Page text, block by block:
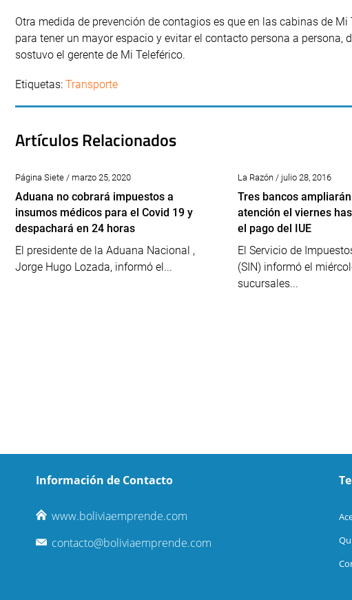
Otra medida de prevención de contagios es que en las cabinas de
para tener un mayor espacio y evitar el contacto persona a persona,
sostuvo el gerente de Mi Teleférico.
Etiquetas: Transporte
Artículos Relacionados
Página Siete / marzo 25, 2020
Aduana no cobrará impuestos a
insumos médicos para el Covid 19 y
despachará en 24 horas
El presidente de la Aduana Nacional ,
Jorge Hugo Lozada, informó el...
La Razón / julio 28, 2016
Tres bancos
atención el viernes
el pago del IUE
El Servicio de
(SIN) informó el
sucursales...
Información de Contacto
www.boliviaemprende.com
contacto@boliviaemprende.com